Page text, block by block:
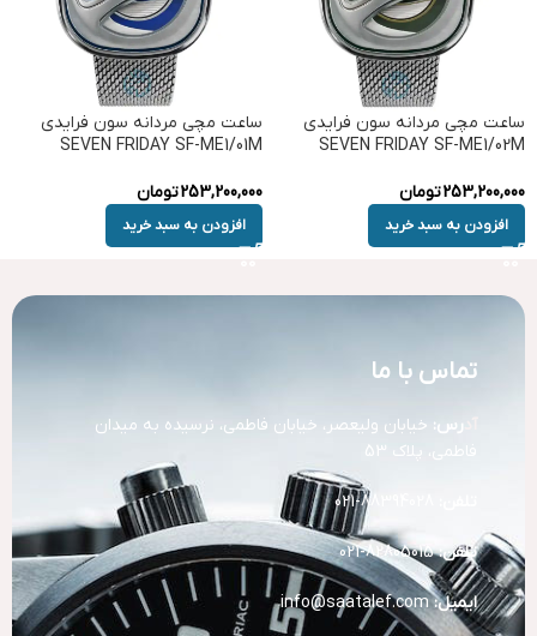
ساعت مچی مردانه سون فرایدی
SEVEN FRIDAY SF-ME1/02M
253,200,000تومان
افزودن به سبد خرید
ساعت مچی مردانه سون فرایدی
SEVEN FRIDAY SF-ME1/01M
253,200,000تومان
افزودن به سبد خرید
تماس با ما
رس: خیابان ولیعصر، خیابان فاطمی، نرسیده به میدان
فاطمی، پلاک 53
تلفن:82805015-021
ایمیل: info@saatalef.com